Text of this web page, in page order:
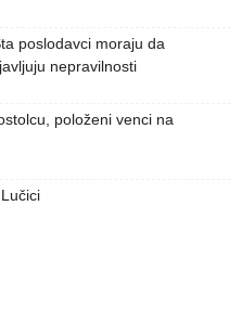
poslodavci moraju da
nepravilnosti
položeni venci na